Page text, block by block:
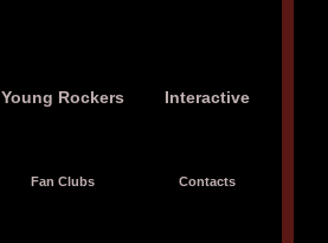
Young Rockers Interactive
Fan Clubs Contacts